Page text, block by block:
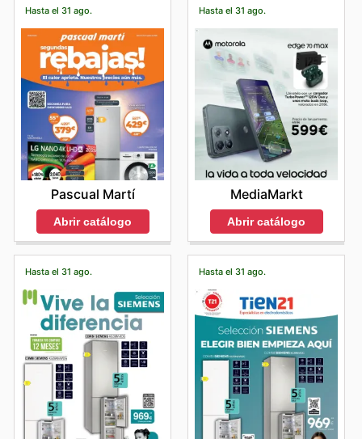
Hasta el 31 ago.
Pascual Martí
Abrir catálogo
Hasta el 31 ago.
MediaMarkt
Abrir catálogo
Hasta el 31 ago. Hasta el 31 ago.